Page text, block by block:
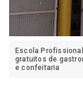
Escola
gratuitos de
e confeitaria